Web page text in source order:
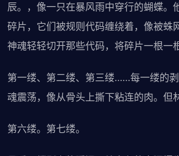
辰。，像一只在暴风雨中穿行的蝴蝶。
碎片，它们被规则代码缠绕着，像被蛛
神魂轻轻切开那些代码，将碎片一根一
第一缕、第二缕、第三缕……每一缕的
魂震荡，像从骨头上撕下粘连的肉。但
第六缕。第七缕。